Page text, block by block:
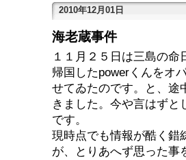
2010年12月01日
海老蔵事件
１１月２５日は三島の
帰国したpowerくんをオ
せてゐたのです。と、途
きました。今や言はずと
です。
現時点でも情報が酷く錯
が、とりあへず思った事